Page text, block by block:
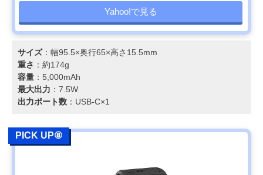
Yahoo!で見る
サイズ：幅95.5×奥行65×高さ15.5mm
重さ ：約174g
容量 ：5,000mAh
最大出力 ：7.5W
出力ポート数 ：USB-C×1
PICK UP⑧